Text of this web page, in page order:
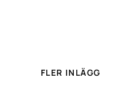
FLER INLÄGG